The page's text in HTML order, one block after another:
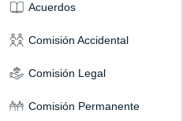
Acuerdos
Comisión Accidental
Comisión Legal
Comisión Permanente